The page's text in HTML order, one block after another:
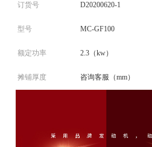
订货号 D20200620-1
型号 MC-GF100
额定功率 2.3（kw）
摊铺厚度 咨询客服（mm）